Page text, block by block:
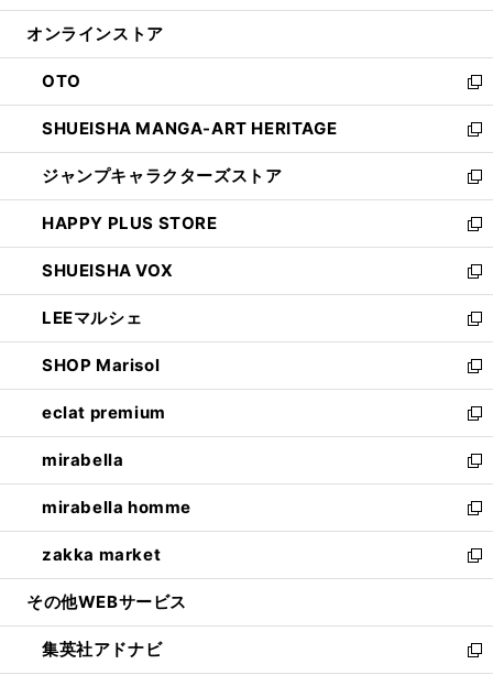
開
ン
ウ
で
開
く
ウ
ン
ド
ウ
で
開
く
オンラインストア
OTO
新
し
い
ウ
ィ
ン
ド
ウ
で
開
く
SHUEISHA MANGA-ART HERITAGE
新
し
い
ウ
ィ
ン
ド
ウ
で
開
く
ジャンプキャラクターズストア
新
し
い
ウ
ィ
ン
ド
ウ
で
開
く
HAPPY PLUS STORE
新
し
い
ウ
ィ
ン
ド
ウ
で
開
く
SHUEISHA VOX
新
し
い
ウ
ィ
ン
ド
ウ
で
開
く
LEEマルシェ
新
し
い
ウ
ィ
ン
ド
ウ
で
開
く
SHOP Marisol
新
し
い
ウ
ィ
ン
ド
ウ
で
開
eclat premium
新
し
い
ウ
ィ
ン
ド
ウ
開
く
mirabella
新
し
い
ウ
ィ
ン
ウ
で
mirabella homme
新
し
い
ウ
ン
ド
zakka market
新
し
ウ
ィ
その他WEBサービス
集英社アドナビ
新